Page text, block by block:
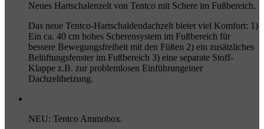
Neues Hartschalenzelt von Tentco mit Schere im Fußbereich.
Das neue Tentco-Hartschaldendachzelt bietet viel Komfort: 1)
Ein ca. 40 cm hohes Scherensystem im Fußbereich für
bessere Bewegungsfreiheit mit den Füßen 2) ein zusätzliches
Belüftungsfenster im Fußbereich 3) eine separate Stoff-
Klappe z.B. zur problemlosen Einführungeiner
Dachzeltheizung.
NEU: Tentco Ammobox.